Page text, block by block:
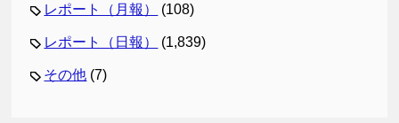
レポート（月報） (108)
レポート（日報） (1,839)
その他 (7)